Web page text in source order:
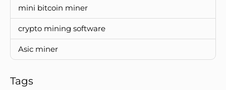
mini bitcoin miner
crypto mining software
Asic miner
Tags